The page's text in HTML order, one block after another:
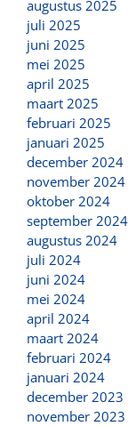
augustus 2025
juli 2025
juni 2025
mei 2025
april 2025
maart 2025
februari 2025
januari 2025
december 2024
november 2024
oktober 2024
september 2024
augustus 2024
juli 2024
juni 2024
mei 2024
april 2024
maart 2024
februari 2024
januari 2024
december 2023
november 2023